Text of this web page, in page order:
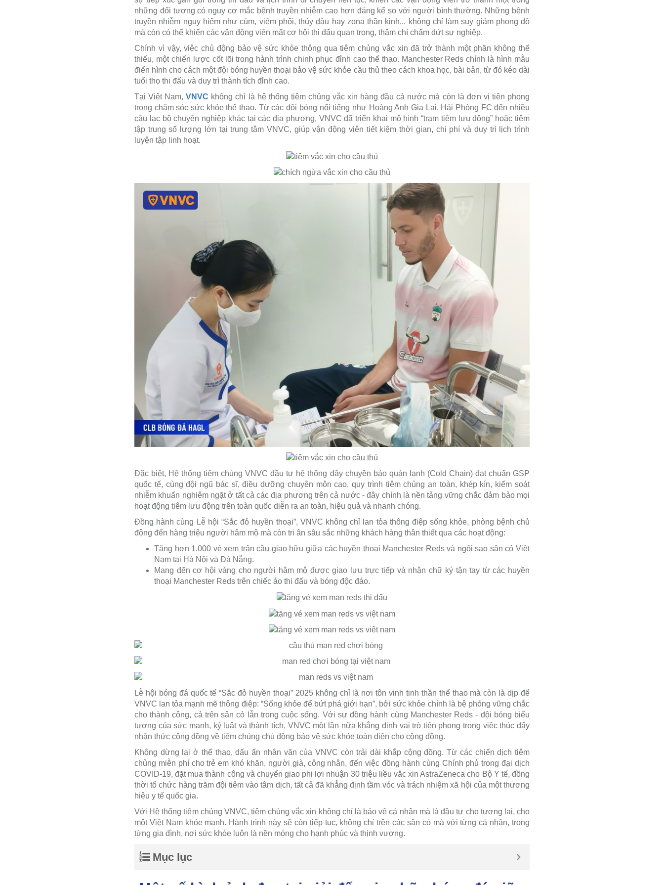
những đối tượng có nguy cơ mắc bệnh truyền nhiễm cao hơn đáng kể so với người bình thường. Những bệnh
truyền nhiễm nguy hiểm như cúm, viêm phổi, thủy đậu hay zona thần kinh... không chỉ làm suy giảm phong độ
mà còn có thể khiến các vận động viên mất cơ hội thi đấu quan trọng, thậm chí chấm dứt sự nghiệp.
Chính vì vậy, việc chủ động bảo vệ sức khỏe thông qua tiêm chủng vắc xin đã trở thành một phần không thể
thiếu, một chiến lược cốt lõi trong hành trình chinh phục đỉnh cao thể thao. Manchester Reds chính là hình mẫu
điển hình cho cách một đội bóng huyền thoại bảo vệ sức khỏe cầu thủ theo cách khoa học, bài bản, từ đó kéo dài
tuổi thọ thi đấu và duy trì thành tích đỉnh cao.
Tại Việt Nam,VNVC không chỉ là hệ thống tiêm chủng vắc xin hàng đầu cả nước mà còn là đơn vị tiên phong
trong chăm sóc sức khỏe thể thao. Từ các đội bóng nổi tiếng như Hoàng Anh Gia Lai, Hải Phòng FC đến nhiều
câu lạc bộ chuyên nghiệp khác tại các địa phương, VNVC đã triển khai mô hình “trạm tiêm lưu động” hoặc tiêm
tập trung số lượng lớn tại trung tâm VNVC, giúp vận động viên tiết kiệm thời gian, chi phí và duy trì lịch trình
luyện tập linh hoạt.
Đặc biệt, Hệ thống tiêm chủng VNVC đầu tư hệ thống dây chuyền bảo quản lạnh (Cold Chain) đạt chuẩn GSP
quốc tế, cùng đội ngũ bác sĩ, điều dưỡng chuyên môn cao, quy trình tiêm chủng an toàn, khép kín, kiểm soát
nhiễm khuẩn nghiêm ngặt ở tất cả các địa phương trên cả nước - đây chính là nền tảng vững chắc đảm bảo mọi
hoạt động tiêm lưu động trên toàn quốc diễn ra an toàn, hiệu quả và nhanh chóng.
Đồng hành cùng Lễ hội “Sắc đỏ huyền thoại”, VNVC không chỉ lan tỏa thông điệp sống khỏe, phòng bệnh chủ
động đến hàng triệu người hâm mộ mà còn tri ân sâu sắc những khách hàng thân thiết qua các hoạt động:
Tặng hơn 1.000 vé xem trận cầu giao hữu giữa các huyền thoại Manchester Reds và ngôi sao sân cỏ Việt
Nam tại Hà Nội và Đà Nẵng.
Mang đến cơ hội vàng cho người hâm mộ được giao lưu trực tiếp và nhận chữ ký tận tay từ các huyền
thoại Manchester Reds trên chiếc áo thi đấu và bóng độc đáo.
Lễ hội bóng đá quốc tế “Sắc đỏ huyền thoại” 2025 không chỉ là nơi tôn vinh tinh thần thể thao mà còn là dịp để
VNVC lan tỏa mạnh mẽ thông điệp: “Sống khỏe để bứt phá giới hạn”, bởi sức khỏe chính là bệ phóng vững chắc
cho thành công, cả trên sân cỏ lẫn trong cuộc sống. Với sự đồng hành cùng Manchester Reds - đội bóng biểu
tượng của sức mạnh, kỷ luật và thành tích, VNVC một lần nữa khẳng định vai trò tiên phong trong việc thúc đẩy
nhận thức cộng đồng về tiêm chủng chủ động bảo vệ sức khỏe toàn diện cho cộng đồng.
Không dừng lại ở thể thao, dấu ấn nhân văn của VNVC còn trải dài khắp cộng đồng. Từ các chiến dịch tiêm
chủng miễn phí cho trẻ em khó khăn, người già, công nhân, đến việc đồng hành cùng Chính phủ trong đại dịch
COVID-19, đặt mua thành công và chuyển giao phi lợi nhuận 30 triệu liều vắc xin AstraZeneca cho Bộ Y tế, đồng
thời tổ chức hàng trăm đội tiêm vào tâm dịch, tất cả đã khẳng định tầm vóc và trách nhiệm xã hội của một thương
hiệu y tế quốc gia.
Với Hệ thống tiêm chủng VNVC, tiêm chủng vắc xin không chỉ là bảo vệ cá nhân mà là đầu tư cho tương lai, cho
một Việt Nam khỏe mạnh. Hành trình này sẽ còn tiếp tục, không chỉ trên các sân cỏ mà với từng cá nhân, trong
từng gia đình, nơi sức khỏe luôn là nền móng cho hạnh phúc và thịnh vượng.
Mục lục